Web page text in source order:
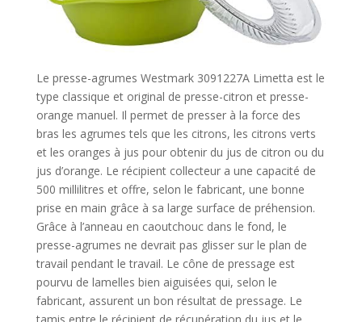
Le presse-agrumes Westmark 3091227A Limetta est le
type classique et original de presse-citron et presse-
orange manuel. Il permet de presser à la force des
bras les agrumes tels que les citrons, les citrons verts
et les oranges à jus pour obtenir du jus de citron ou du
jus d’orange. Le récipient collecteur a une capacité de
500 millilitres et offre, selon le fabricant, une bonne
prise en main grâce à sa large surface de préhension.
Grâce à l’anneau en caoutchouc dans le fond, le
presse-agrumes ne devrait pas glisser sur le plan de
travail pendant le travail. Le cône de pressage est
pourvu de lamelles bien aiguisées qui, selon le
fabricant, assurent un bon résultat de pressage. Le